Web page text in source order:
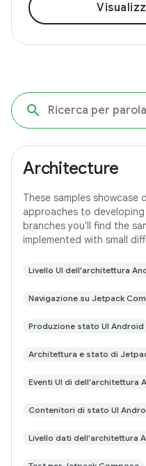
Architecture
These samples
approaches to
branches you'll find the
implemented with small
Livello UI dell'architettura
Navigazione su Jetpack
Produzione stato UI Android
Architettura e stato di
Eventi UI di dell'architettura
Contenitori di stato UI
Livello dati dell'architettura